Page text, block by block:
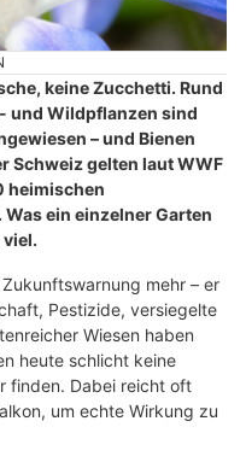
keine Zucchetti. Rund
und Wildpflanzen sind
– und Bienen
Schweiz gelten laut WWF
heimischen
ein einzelner Garten
mehr – er
Pestizide, versiegelte
Wiesen haben
heute schlicht keine
finden. Dabei reicht oft
um echte Wirkung zu